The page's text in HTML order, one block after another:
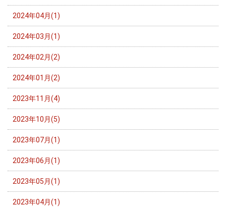
2024年04月(1)
2024年03月(1)
2024年02月(2)
2024年01月(2)
2023年11月(4)
2023年10月(5)
2023年07月(1)
2023年06月(1)
2023年05月(1)
2023年04月(1)